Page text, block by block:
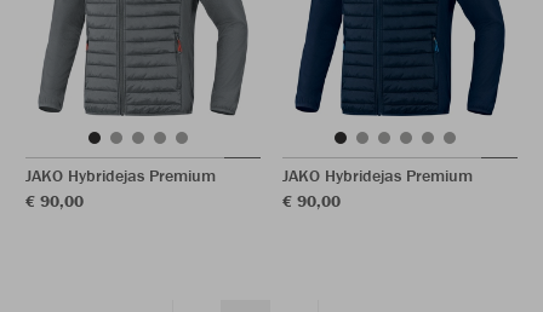
JAKO Hybridejas Premium
€ 90,00
JAKO Hybridejas Premium
€ 90,00